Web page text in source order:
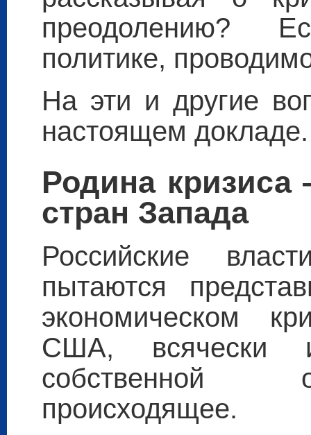
преодолению?
политике,
На эти и другие
настоящем докладе.
Родина
стран Запада
Российские
пытаются
экономическом
США, всячески
собственной
происходящее.